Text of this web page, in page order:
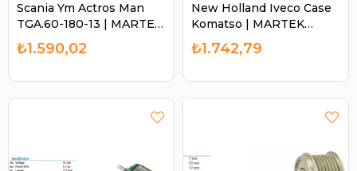
Scania Ym Actros Man
TGA.60-180-13 | MARTEK
IM3600
₺1.590,02
New Holland Iveco Case
Komatso | MARTEK
IM3611
₺1.742,79